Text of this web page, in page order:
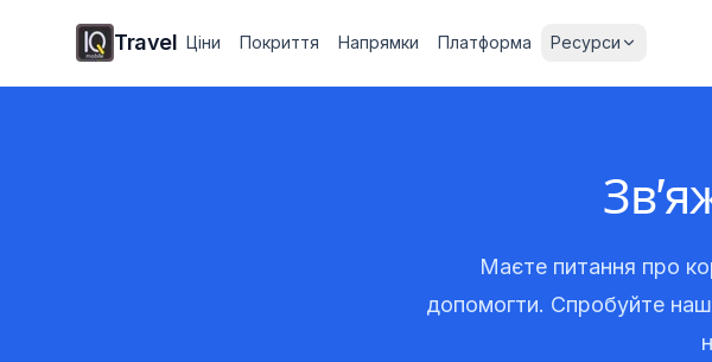
Travel Ціни Покриття Напрямки Платформа Ресурси
Маєте питання про
допомогти. Спробуйте